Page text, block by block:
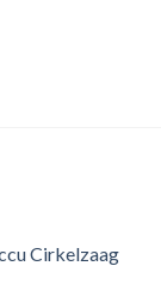
Cirkelzaag